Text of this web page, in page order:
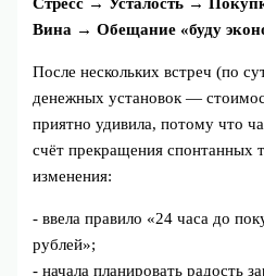
Стресс → Усталость →
Вина → Обещание «буду
После нескольких встреч (по
денежных установок —
приятно удивила, потому что
счёт прекращения спонтанных
изменения:
- ввела правило «24 часа до
рублей»;
- начала планировать радость